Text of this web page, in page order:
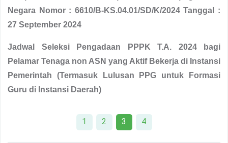
Negara Nomor : 6610/B-KS.04.01/SD/K/2024 Tanggal :
27 September 2024
Jadwal Seleksi Pengadaan PPPK T.A. 2024 bagi
Pelamar Tenaga non ASN yang Aktif Bekerja di Instansi
Pemerintah (Termasuk Lulusan PPG untuk Formasi
Guru di Instansi Daerah)
1 2 3 4